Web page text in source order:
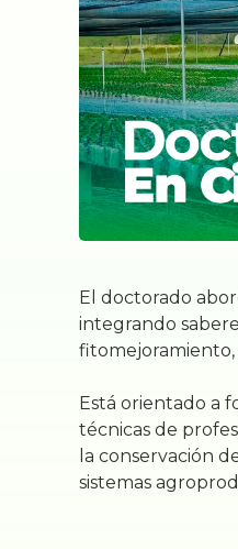
El doctorado
integrando
fitomejoramiento,
Está orientado a
técnicas de
la conservación
sistemas